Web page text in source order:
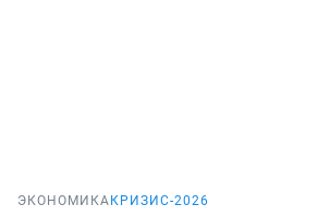
ЭКОНОМИКА КРИЗИС-2026